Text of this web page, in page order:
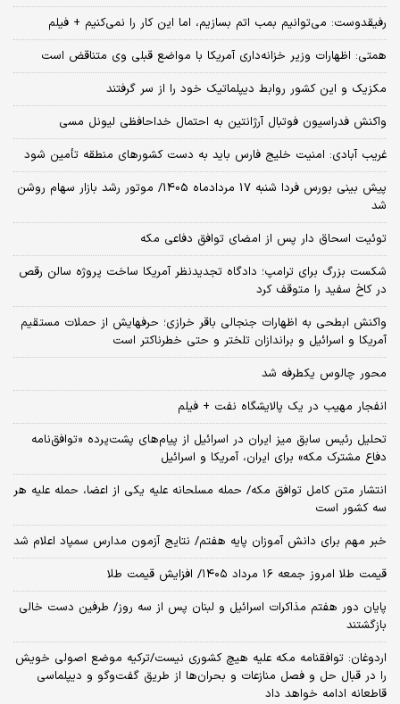
رفیقدوست: می‌توانیم بمب اتم بسازیم، اما این کار را نمی‌کنیم + فیلم
همتی: اظهارات وزیر خزانه‌داری آمریکا با مواضع قبلی وی متناقض است
مکزیک و این کشور روابط دیپلماتیک خود را از سر گرفتند
واکنش فدراسیون فوتبال آرژانتین به احتمال خداحافظی لیونل مسی
غریب آبادی: امنیت خلیج فارس باید به دست کشورهای منطقه تأمین شود
پیش بینی بورس فردا شنبه 17 مردادماه 1405/ موتور رشد بازار سهام روشن
شد
توئیت اسحاق دار پس از امضای توافق دفاعی مکه
شکست بزرگ برای ترامپ؛ دادگاه تجدیدنظر آمریکا ساخت پروژه سالن رقص
در کاخ سفید را متوقف کرد
واکنش ابطحی به اظهارات جنجالی باقر خرازی؛ حرفهایش از حملات مستقیم
آمریکا و اسرائیل و براندازان تلختر و حتی خطرناکتر است
محور چالوس یکطرفه شد
انفجار مهیب در یک پالایشگاه نفت + فیلم
تحلیل رئیس سابق میز ایران در اسرائیل از پیام‌های پشت‌پرده «توافق‌نامه
دفاع مشترک مکه» برای ایران، آمریکا و اسرائیل
انتشار متن کامل توافق مکه/ حمله مسلحانه علیه یکی از اعضا، حمله علیه هر
سه کشور است
خبر مهم برای دانش آموزان پایه هفتم/ نتایج آزمون مدارس سمپاد اعلام شد
قیمت طلا امروز جمعه ۱۶ مرداد ۱۴۰۵/ افزایش قیمت طلا
پایان دور هفتم مذاکرات اسرائیل و لبنان پس از سه روز/ طرفین دست خالی
بازگشتند
اردوغان: توافقنامه مکه علیه هیچ کشوری نیست/ترکیه موضع اصولی خویش
را در قبال حل و فصل منازعات و بحران‌ها از طریق گفت‌وگو و دیپلماسی
قاطعانه ادامه خواهد داد